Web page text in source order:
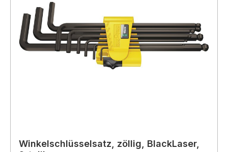
Winkelschlüsselsatz, zöllig, BlackLaser,